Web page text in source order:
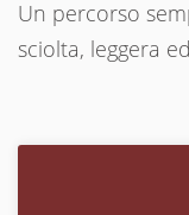
Un percorso
sciolta, leggera